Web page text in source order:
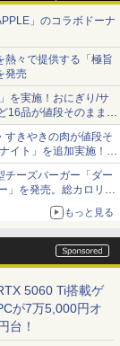
」のコラボドーナ
熱々で提供する「極旨
発売
を実施！おにぎり/サ
16品が値段そのままで
すきやきの肉が値段そ
イト」を追加実施！
チーズバーガー「ダー
」を発売。総カロリー
もっと見る
5060 Ti搭載ゲ
が7万5,000円オ
台！